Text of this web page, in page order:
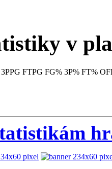
v
3PPG FTPG FG% 3P% FT%